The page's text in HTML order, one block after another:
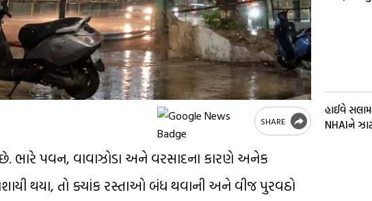
SHARE
ભારે પવન, વાવાઝોડા અને વરસાદના કારણે અનેક
થયા, તો ક્યાંક રસ્તાઓ બંધ થવાની અને વીજ પુરવઠો
હાઈવે
NHAIને